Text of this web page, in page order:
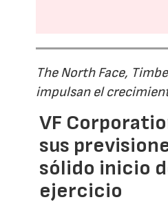
The North Face,
impulsan el
VF
sus
sólido inicio
ejercicio